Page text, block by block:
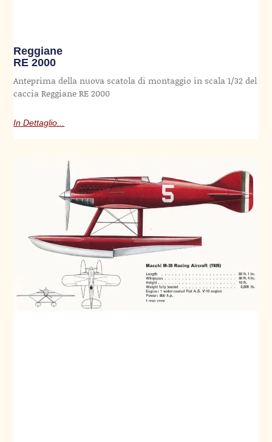
Reggiane
RE 2000
Anteprima della nuova scatola di montaggio in scala 1/32 del
caccia Reggiane RE 2000
In Dettaglio...